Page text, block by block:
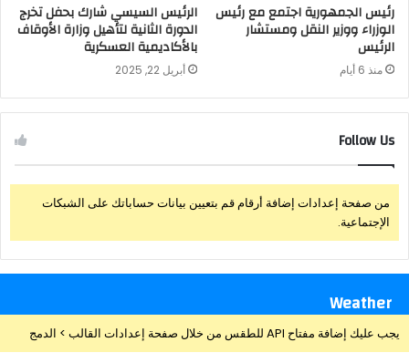
رئيس الجمهورية اجتمع مع رئيس
الوزراء ووزير النقل ومستشار
الرئيس
منذ 6 أيام
الرئيس السيسي شارك بحفل تخرج
الدورة الثانية لتأهيل وزارة الأوقاف
بالأكاديمية العسكرية
أبريل 22, 2025
Follow Us
من صفحة إعدادات إضافة أرقام قم بتعيين بيانات حساباتك على الشبكات
الإجتماعية.
Weather
يجب عليك إضافة مفتاح API للطقس من خلال صفحة إعدادات القالب > الدمج